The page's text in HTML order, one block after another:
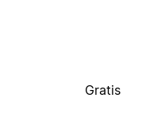
Gratis